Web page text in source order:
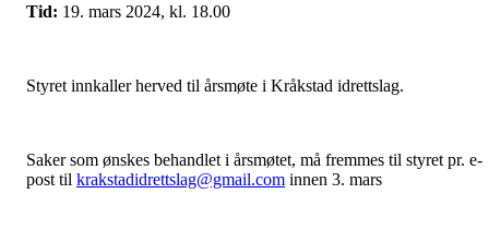
Tid: 19. mars 2024, kl. 18.00
Styret innkaller herved til årsmøte i Kråkstad idrettslag.
Saker som ønskes behandlet i årsmøtet, må fremmes til styret pr. e-
post til krakstadidrettslag@gmail.com innen 3. mars